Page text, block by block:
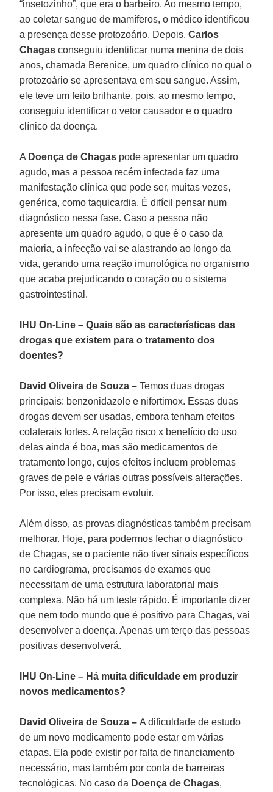
“insetozinho”, que era o barbeiro. Ao mesmo tempo,
ao coletar sangue de mamíferos, o médico identificou
a presença desse protozoário. Depois,Carlos
Chagas conseguiu identificar numa menina de dois
anos, chamada Berenice, um quadro clínico no qual o
protozoário se apresentava em seu sangue. Assim,
ele teve um feito brilhante, pois, ao mesmo tempo,
conseguiu identificar o vetor causador e o quadro
clínico da doença.
A Doença de Chagas pode apresentar um quadro
agudo, mas a pessoa recém infectada faz uma
manifestação clínica que pode ser, muitas vezes,
genérica, como taquicardia. É difícil pensar num
diagnóstico nessa fase. Caso a pessoa não
apresente um quadro agudo, o que é o caso da
maioria, a infecção vai se alastrando ao longo da
vida, gerando uma reação imunológica no organismo
que acaba prejudicando o coração ou o sistema
gastrointestinal.
IHU On-Line – Quais são as características das
drogas que existem para o tratamento dos
doentes?
David Oliveira de Souza – Temos duas drogas
principais: benzonidazole e nifortimox. Essas duas
drogas devem ser usadas, embora tenham efeitos
colaterais fortes. A relação risco x benefício do uso
delas ainda é boa, mas são medicamentos de
tratamento longo, cujos efeitos incluem problemas
graves de pele e várias outras possíveis alterações.
Por isso, eles precisam evoluir.
Além disso, as provas diagnósticas também precisam
melhorar. Hoje, para podermos fechar o diagnóstico
de Chagas, se o paciente não tiver sinais específicos
no cardiograma, precisamos de exames que
necessitam de uma estrutura laboratorial mais
complexa. Não há um teste rápido. É importante dizer
que nem todo mundo que é positivo para Chagas, vai
desenvolver a doença. Apenas um terço das pessoas
positivas desenvolverá.
IHU On-Line – Há muita dificuldade em produzir
novos medicamentos?
David Oliveira de Souza –A dificuldade de estudo
de um novo medicamento pode estar em várias
etapas. Ela pode existir por falta de financiamento
necessário, mas também por conta de barreiras
tecnológicas. No caso da Doença de Chagas,